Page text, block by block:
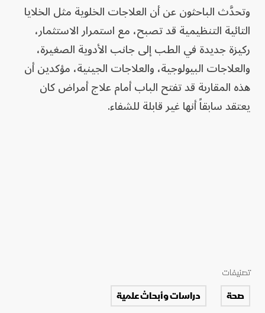
وتحدَّث الباحثون عن أن العلاجات الخلوية مثل الخلايا
التائية التنظيمية قد تصبح، مع استمرار الاستثمار،
ركيزة جديدة في الطب إلى جانب الأدوية الصغيرة،
والعلاجات البيولوجية، والعلاجات الجينية، مؤكدين أن
هذه المقاربة قد تفتح الباب أمام علاج أمراض كان
يعتقد سابقاً أنها غير قابلة للشفاء.
تصنيفات
صحة
دراسات وأبحاث علمية